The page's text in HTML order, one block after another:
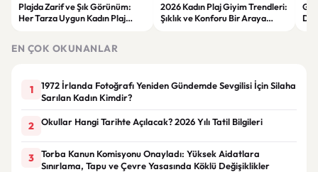
Plajda Zarif ve Şık Görünüm:
Her Tarza Uygun Kadın Plaj
2026 Kadın Plaj Giyim Trendleri:
Şıklık ve Konforu Bir Araya
EN ÇOK OKUNANLAR
1
1972 İrlanda Fotoğrafı Yeniden Gündemde Sevgilisi İçin Silaha
Sarılan Kadın Kimdir?
2 Okullar Hangi Tarihte Açılacak? 2026 Yılı Tatil Bilgileri
3
Torba Kanun Komisyonu Onayladı: Yüksek Aidatlara
Sınırlama, Tapu ve Çevre Yasasında Köklü Değişiklikler